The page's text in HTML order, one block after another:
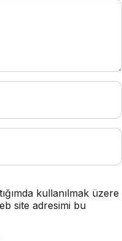
kullanılmak üzere
site adresimi bu